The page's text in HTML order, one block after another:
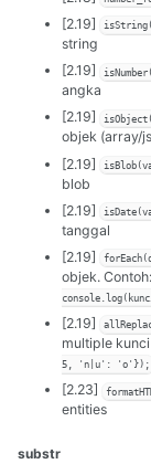
[2.19]
string
[2.19]
angka
[2.19]
objek (array/
[2.19]
blob
[2.19]
tanggal
[2.19]
objek. Contoh:
[2.19]
multiple
5, 'n|u': 'o'});
[2.23]
entities
substr